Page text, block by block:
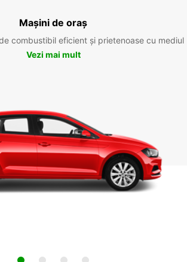
Mașini de oraș
combustibil eficient și prietenoase cu mediul
Vezi mai mult